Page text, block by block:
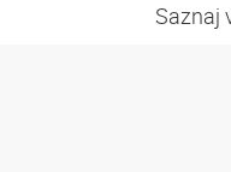
Saznaj